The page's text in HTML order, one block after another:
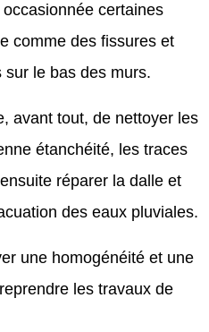
certaines
comme des fissures et
le bas des murs.
avant tout, de nettoyer les
étanchéité, les traces
réparer la dalle et
des eaux pluviales.
une homogénéité et une
les travaux de